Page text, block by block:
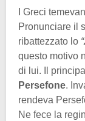
I Greci
Pronunciare il
ribattezzato lo
questo motivo
di lui. Il
Persefone.
rendeva
Ne fece la